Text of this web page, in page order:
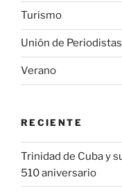
Turismo
Unión de Periodistas
Verano
RECIENTE
Trinidad de Cuba y
510 aniversario